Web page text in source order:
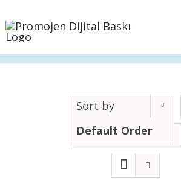
to
Sepet
Sort by
Default Order
Show12 Products